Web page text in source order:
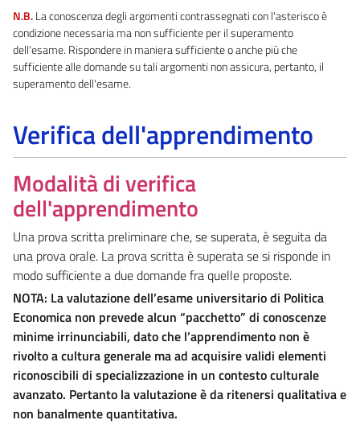
N.B.La conoscenza degli argomenti contrassegnati con l'asterisco è
condizione necessaria ma non sufficiente per il superamento
dell'esame. Rispondere in maniera sufficiente o anche più che
sufficiente alle domande su tali argomenti non assicura, pertanto, il
superamento dell'esame.
Verifica dell'apprendimento
Modalità di verifica
dell'apprendimento
Una prova scritta preliminare che, se superata, è seguita da
una prova orale. La prova scritta è superata se si risponde in
modo sufficiente a due domande fra quelle proposte.
NOTA: La valutazione dell’esame universitario di Politica
Economica non prevede alcun “pacchetto” di conoscenze
minime irrinunciabili, dato che l’apprendimento non è
rivolto a cultura generale ma ad acquisire validi elementi
riconoscibili di specializzazione in un contesto culturale
avanzato. Pertanto la valutazione è da ritenersi qualitativa e
non banalmente quantitativa.